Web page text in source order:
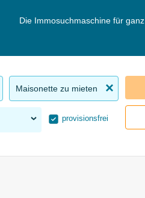
Die Immosuchmaschine für ganz
Maisonette zu mieten
provisionsfrei